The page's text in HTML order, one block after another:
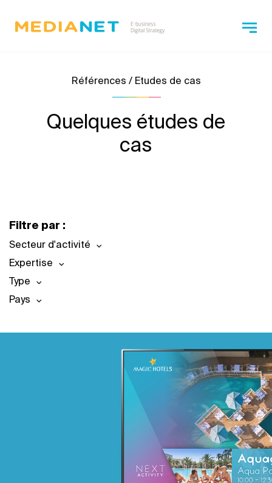
Références / Etudes de cas
Quelques études de
cas
Filtre par :
Secteur d'activité
Expertise
Type
Pays